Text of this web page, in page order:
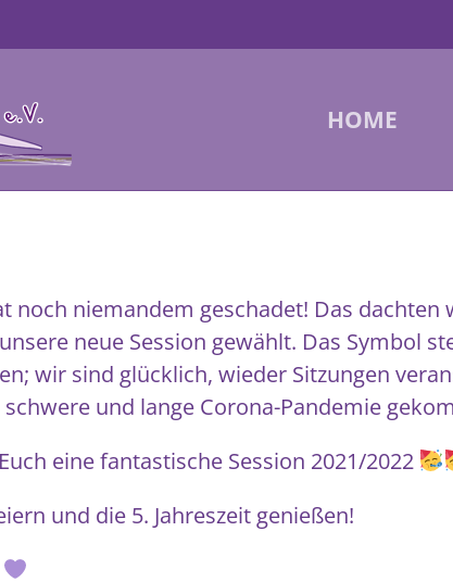
HOME
noch niemandem geschadet! Das
neue Session gewählt. Das Symbol
wir sind glücklich, wieder Sitzungen
und lange Corona-Pandemie
eine fantastische Session 2021/2022
und die 5. Jahreszeit genießen!